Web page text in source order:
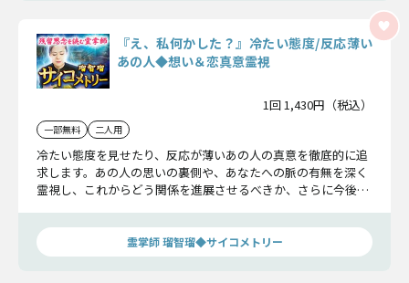
『え、私何かした？』冷たい態度/反応薄い
あの人◆想い＆恋真意霊視
1回 1,430円（税込）
一部無料 二人用
冷たい態度を見せたり、反応が薄いあの人の真意を徹底的に追
求します。あの人の思いの裏側や、あなたへの脈の有無を深く
霊視し、これからどう関係を進展させるべきか、さらに今後の
霊掌師 瑠智瑠◆サイコメトリー